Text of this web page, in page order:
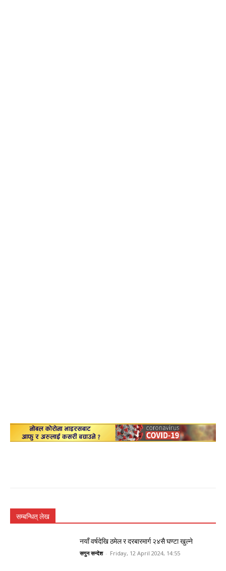
सम्बन्धित् लेख
नयाँ वर्षदेखि ठमेल र दरबारमार्ग २४सै घण्टा खुल्ने
सगुन सन्देश - Friday, 12 April 2024, 14:55